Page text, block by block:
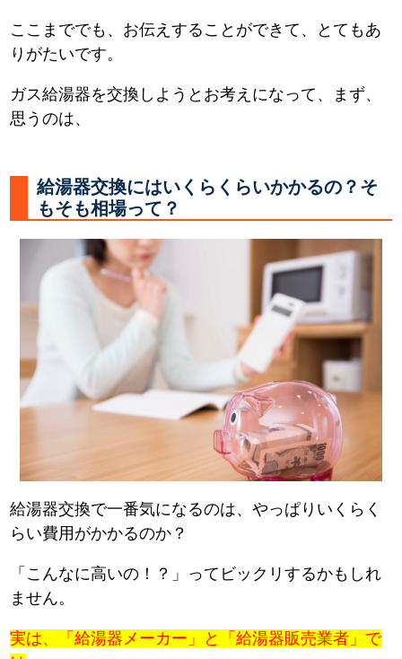
ここまででも、お伝えすることができて、とてもあ
りがたいです。
ガス給湯器を交換しようとお考えになって、まず、
思うのは、
給湯器交換にはいくらくらいかかるの？そ
もそも相場って？
給湯器交換で一番気になるのは、やっぱりいくらく
らい費用がかかるのか？
「こんなに高いの！？」ってビックリするかもしれ
ません。
実は、「給湯器メーカー」と「給湯器販売業者」で